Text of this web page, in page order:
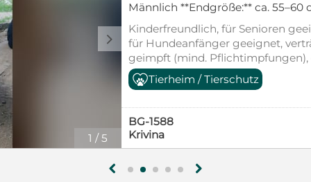
1 /5
d
Männlich **Endgröße:** ca. 55–60
Bulgarien (Pets) Der süße Zeus
ins Leben. Er wurde aus einem
unserem Partnertierheim in Sofia.
kleine Rüde sehnsüchtig auf
Liebe, Geborgenheit und einen
schenkt. Zeus ist ein ruhiger,
Welpe. Fremden Menschen
vorsichtig, doch seine
Mit etwas Geduld und liebevoller
schnell sein Vertrauen. Hat er
er seine verschmuste,
Kinderfreundlich, für Senioren
für Hundeanfänger geeignet,
geimpft (mind.
Heimtierausweis, Tierschutzgesetz
Tierheim / Tierschutz
BG-1588
Krivina
g h